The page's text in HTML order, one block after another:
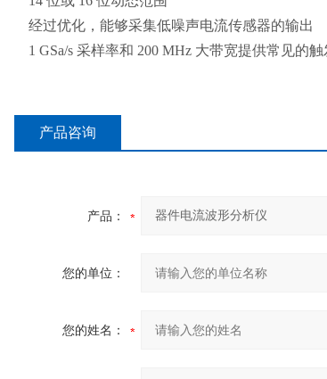
经过优化，能够采集低噪声电流传感器的输出
1 GSa/s 采样率和 200 MHz 大带宽提供常见的
产品咨询
产品：
您的单位：
您的姓名：